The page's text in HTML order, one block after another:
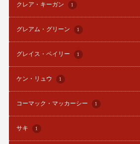
クレア・キーガン 1
グレアム・グリーン 1
グレイス・ペイリー 1
ケン・リュウ 1
コーマック・マッカーシー 1
サキ 1